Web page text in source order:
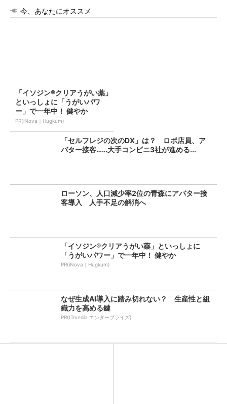
今、あなたにオススメ
「イソジン®クリアうがい薬」
といっしょに「うがいパワ
ー」で一年中！ 健やか
PR(iNova｜Hugkum)
「セルフレジの次のDX」は？ ロボ店員、ア
バター接客……大手コンビニ3社が進める...
ローソン、人口減少率2位の青森にアバター接
客導入 人手不足の解消へ
「イソジン®クリアうがい薬」といっしょに
「うがいパワー」で一年中！ 健やか
PR(iNova｜Hugkum)
なぜ生成AI導入に踏み切れない？ 生産性と組
織力を高める鍵
PR(ITmedia エンタープライズ)